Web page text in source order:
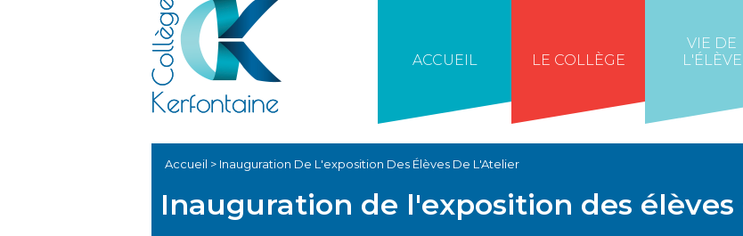
ACCUEIL LE COLLÈGE
VIE DE
L'ÉLÈVE
Accueil > Inauguration De L'exposition Des Élèves De L'Atelier
Inauguration de l'exposition des